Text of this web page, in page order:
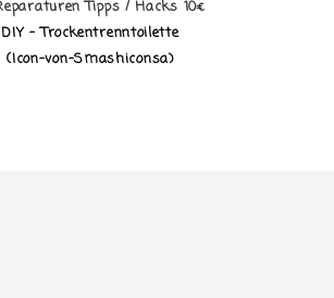
DIY - Trockentrenntoilette
(Icon-von-Smashiconsa)